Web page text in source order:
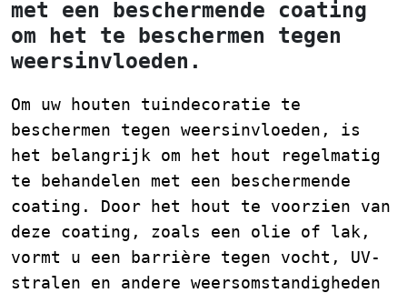
met een beschermende coating
om het te beschermen tegen
weersinvloeden.
Om uw houten tuindecoratie te
beschermen tegen weersinvloeden, is
het belangrijk om het hout regelmatig
te behandelen met een beschermende
coating. Door het hout te voorzien van
deze coating, zoals een olie of lak,
vormt u een barrière tegen vocht, UV-
stralen en andere weersomstandigheden